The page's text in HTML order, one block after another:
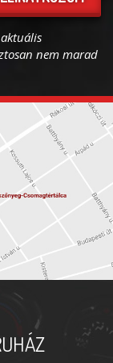
nem marad